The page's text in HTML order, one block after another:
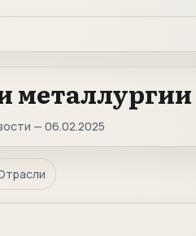
металлургии
— 06.02.2025